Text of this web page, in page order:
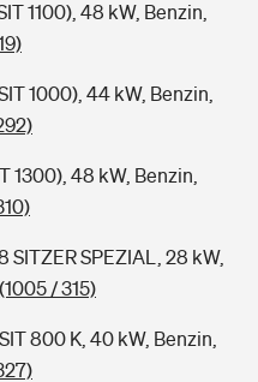
1100), 48 kW, Benzin,
1000), 44 kW, Benzin,
1300), 48 kW, Benzin,
SITZER SPEZIAL, 28 kW,
(1005 / 315)
800 K, 40 kW, Benzin,